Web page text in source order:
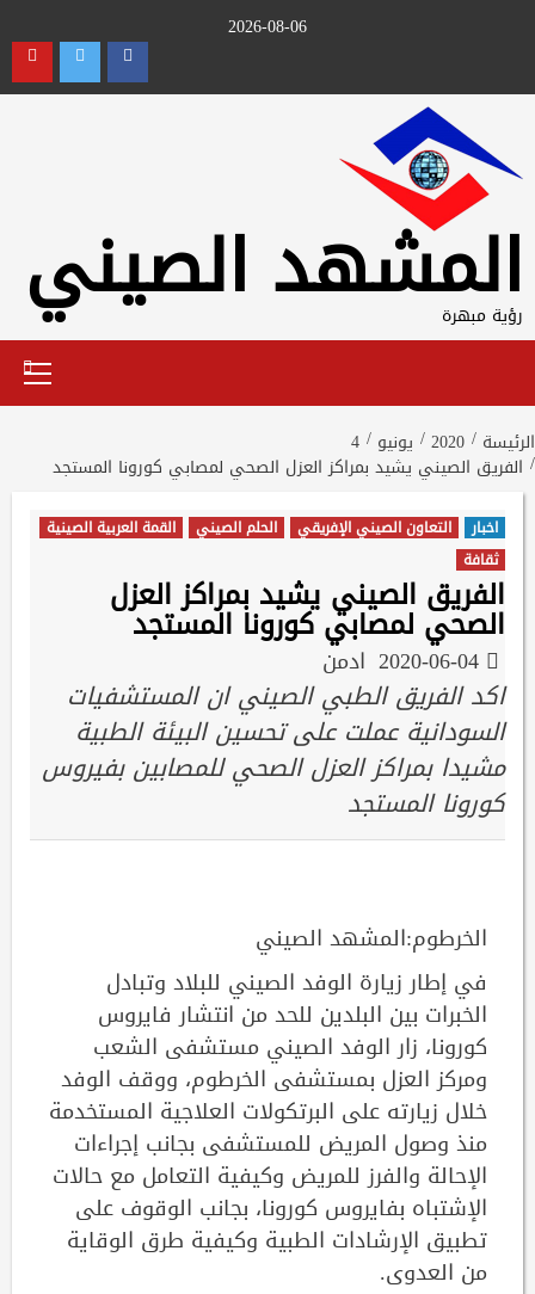
2026-08-06
Facebook
Twitter
المشهد الصيني
رؤية مبهرة
Primary
الرئيسة 2020 يونيو 4
الفريق الصيني يشيد بمراكز العزل الصحي لمصابي كورونا المستجد
اخبار التعاون الصيني الإفريقي الحلم الصيني
القمة العربية الصينية
ثقافة
الفريق الصيني يشيد بمراكز العزل
الصحي لمصابي كورونا المستجد
ادمن
اكد الفريق الطبي الصيني ان المستشفيات
السودانية عملت على تحسين البيئة الطبية
مشيدا بمراكز العزل الصحي للمصابين بفيروس
كورونا المستجد
الخرطوم:المشهد الصيني
في إطار زيارة الوفد الصيني للبلاد وتبادل
الخبرات بين البلدين للحد من انتشار فايروس
كورونا، زار الوفد الصيني مستشفى الشعب
ومركز العزل بمستشفى الخرطوم، ووقف الوفد
خلال زيارته على البرتكولات العلاجية المستخدمة
منذ وصول المريض للمستشفى بجانب إجراءات
الإحالة والفرز للمريض وكيفية التعامل مع حالات
الإشتباه بفايروس كورونا، بجانب الوقوف على
تطبيق الإرشادات الطبية وكيفية طرق الوقاية
من العدوى.